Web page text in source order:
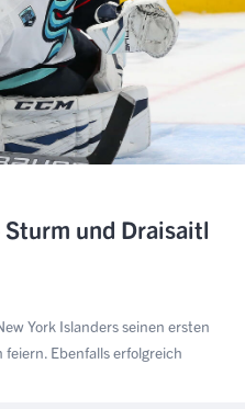
und Draisaitl
York Islanders seinen ersten
Ebenfalls erfolgreich